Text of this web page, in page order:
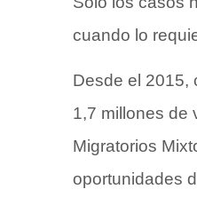
cuando lo
Desde el 2015,
1,7 millones de
Migratorios
oportunidades